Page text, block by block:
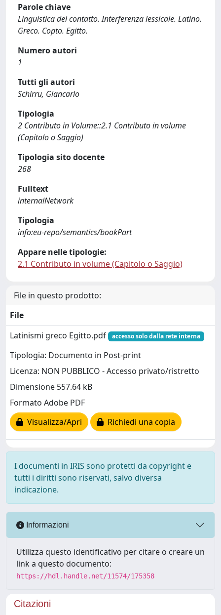
Parole chiave
Linguistica del contatto. Interferenza lessicale. Latino.
Greco. Copto. Egitto.
Numero autori
1
Tutti gli autori
Schirru, Giancarlo
Tipologia
2 Contributo in Volume::2.1 Contributo in volume
(Capitolo o Saggio)
Tipologia sito docente
268
Fulltext
internalNetwork
Tipologia
info:eu-repo/semantics/bookPart
Appare nelle tipologie:
2.1 Contributo in volume (Capitolo o Saggio)
File in questo prodotto:
File
Latinismi greco Egitto.pdf
accesso solo dalla rete interna
Tipologia: Documento in Post-print
Licenza: NON PUBBLICO - Accesso privato/ristretto
Dimensione 557.64 kB
Formato Adobe PDF
Visualizza/Apri
Richiedi una copia
I documenti in IRIS sono protetti da copyright e
tutti i diritti sono riservati, salvo diversa
indicazione.
Informazioni
Utilizza questo identificativo per citare o creare un
link a questo documento:
https://hdl.handle.net/11574/175358
Citazioni